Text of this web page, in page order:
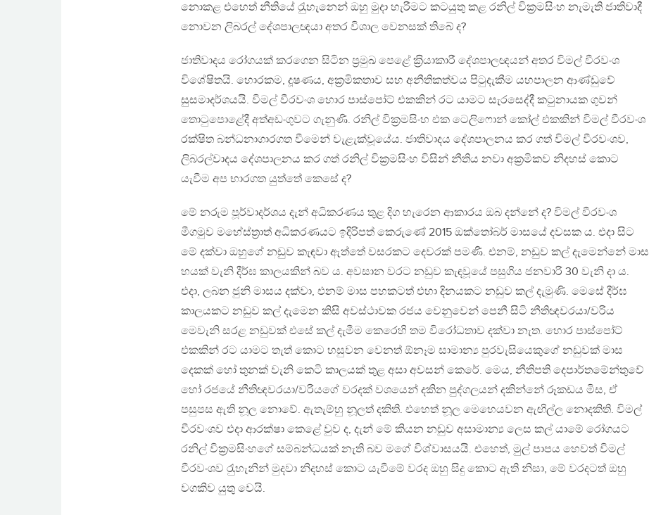
නොකළ එහෙත් නීතියේ රැුහැනෙන් ඔහු මුදා හැරීමට කටයුතු කළ රනිල් වික‍්‍රමසිංහ නැමැති ජාතිවාදී
නොවන ලිබරල් දේශපාලඥයා අතර විශාල වෙනසක් තිබේ ද?
ජාතිවාදය රෝගයක් කරගෙන සිටින ප‍්‍රමුඛ පෙළේ ක‍්‍රියාකාරී දේශපාලඥයන් අතර විමල් වීරවංශ
විශේෂිතයි. හොරකම, දූෂණය, අක‍්‍රමිකතාව සහ අනීතිකත්වය පිටුදැකීම යහපාලන ආණ්ඩුවේ
සුසමාදර්ශයයි. විමල් වීරවංශ හොර පාස්පෝට් එකකින් රට යාමට සැරසෙද්දී කටුනායක ගුවන්
තොටුපොළේදී අත්අඩංගුවට ගැනුණි. රනිල් වික‍්‍රමසිංහ එක ටෙලිෆොන් කෝල් එකකින් විමල් වීරවංශ
රක්ෂිත බන්ධනාගාරගත වීමෙන් වැළැක්වූයේය. ජාතිවාදය දේශපාලනය කර ගත් විමල් වීරවංශව,
ලිබරල්වාදය දේශපාලනය කර ගත් රනිල් වික‍්‍රමසිංහ විසින් නීතිය නවා අක‍්‍රමිකව නිදහස් කොට
යැවීම අප භාරගත යුත්තේ කෙසේ ද?
මේ නරුම පූර්වාදර්ශය දැන් අධිකරණය තුළ දිග හැරෙන ආකාරය ඔබ දන්නේ ද? විමල් වීරවංශ
මීගමුව මහේස්ත‍්‍රාත් අධිකරණයට ඉදිරිපත් කෙරුණේ 2015 ඔක්තෝබර් මාසයේ දවසක ය. එදා සිට
මේ දක්වා ඔහුගේ නඩුව කැඳවා ඇත්තේ වසරකට දෙවරක් පමණි. එනම්, නඩුව කල් දැමෙන්නේ මාස
හයක් වැනි දීර්ඝ කාලයකින් බව ය. අවසාන වරට නඩුව කැඳවූයේ පසුගිය ජනවාරි 30 වැනි දා ය.
එදා, ලබන ජුනි මාසය දක්වා, එනම් මාස පහකටත් එහා දිනයකට නඩුව කල් දැමුණි. මෙසේ දීර්ඝ
කාලයකට නඩුව කල් දැමෙන කිසි අවස්ථාවක රජය වෙනුවෙන් පෙනී සිටි නීතිඥවරයා/වරිය
මෙවැනි සරළ නඩුවක් එසේ කල් දැමීම කෙරෙහි තම විරෝධතාව දක්වා නැත. හොර පාස්පෝට්
එකකින් රට යාමට තැත් කොට හසුවන වෙනත් ඕනෑම සාමාන්‍ය පුරවැසියෙකුගේ නඩුවක් මාස
දෙකක් හෝ තුනක් වැනි කෙටි කාලයක් තුළ අසා අවසන් කෙරේ. මෙය, නීතිපති දෙපාර්තමේන්තුවේ
හෝ රජයේ නීතිඥවරයා/වරියගේ වරදක් වශයෙන් දකින පුද්ගලයන් දකින්නේ රූකඩය මිස, ඒ
පසුපස ඇති නූල නොවේ. ඇතැම්හු නූලත් දකිති. එහෙත් නූල මෙහෙයවන ඇඟිල්ල නොදකිති. විමල්
වීරවංශව එදා ආරක්ෂා කෙළේ වුව ද, දැන් මේ කියන නඩුව අසාමාන්‍ය ලෙස කල් යාමේ රෝගයට
රනිල් වික‍්‍රමසිංහගේ සම්බන්ධයක් නැති බව මගේ විශ්වාසයයි. එහෙත්, මුල් පාපය හෙවත් විමල්
වීරවංශව රැුහැනින් මුදවා නිදහස් කොට යැවීමේ වරද ඔහු සිදු කොට ඇති නිසා, මේ වරදටත් ඔහු
වගකිව යුතු වෙයි.